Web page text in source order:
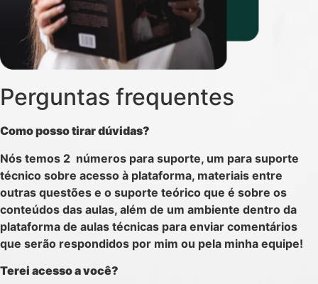
Perguntas frequentes
Como posso tirar dúvidas?
Nós temos 2 números para suporte, um para suporte
técnico sobre acesso à plataforma, materiais entre
outras questões e o suporte teórico que é sobre os
conteúdos das aulas, além de um ambiente dentro da
plataforma de aulas técnicas para enviar comentários
que serão respondidos por mim ou pela minha equipe!
Terei acesso a você?